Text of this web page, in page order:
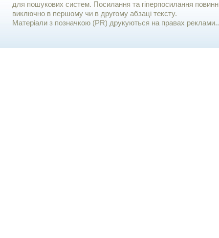
для пошукових систем. Посилання та гіперпосилання
виключно в першому чи в другому абзаці тексту.
Матеріали з позначкою (PR) друкуються на правах реклами..